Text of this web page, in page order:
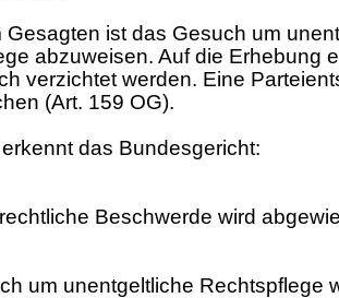
Gesagten ist das Gesuch um
abzuweisen. Auf die Erhebung
verzichtet werden. Eine
(Art. 159 OG).
das Bundesgericht:
Beschwerde wird
um unentgeltliche Rechtspflege